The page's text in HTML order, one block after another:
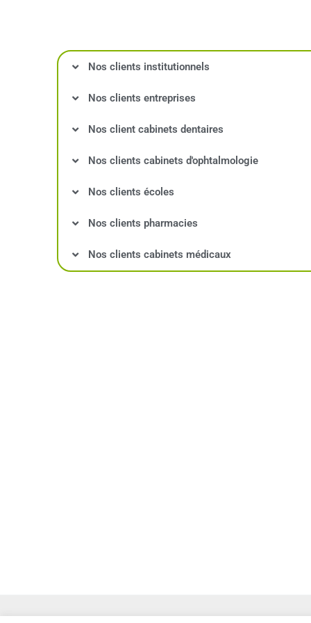
Nos clients institutionnels
Nos clients entreprises
Nos client cabinets dentaires
Nos clients cabinets d'ophtalmologie
Nos clients écoles
Nos clients pharmacies
Nos clients cabinets médicaux